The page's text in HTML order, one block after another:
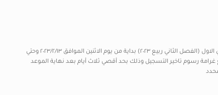
سوف يتم فتح التسجيل للمقررات الخاصة بطلاب الفرقة الاولي المستوي الاول (الفصل الثاني ربيع ٢٠٢٣) بداية من يوم الاثنين الموافق ٢٠٢٣/٢/١٣ وحتي
سيقوم بدفع غرامة رسوم تاخير التسجيل وذلك بحد أقصي ثلاث أيام بعد نهاية الموعد